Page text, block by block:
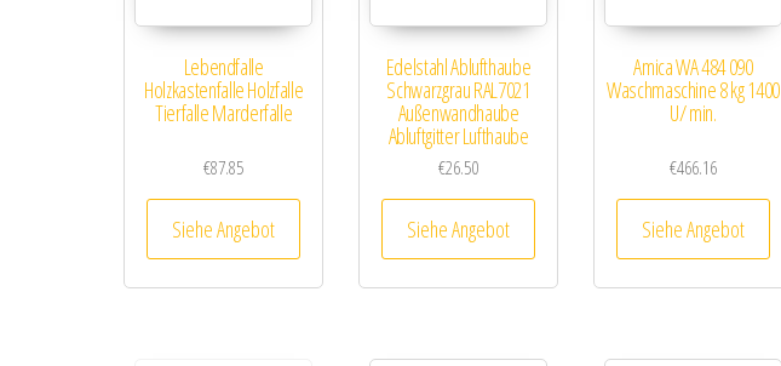
Lebendfalle
Holzkastenfalle Holzfalle
Tierfalle Marderfalle
€87.85
Siehe Angebot
Edelstahl Ablufthaube
Schwarzgrau RAL7021
Außenwandhaube
Abluftgitter Lufthaube
€26.50
Siehe Angebot
Amica WA 484 090
Waschmaschine 8 kg 1400
U/ min.
€466.16
Siehe Angebot